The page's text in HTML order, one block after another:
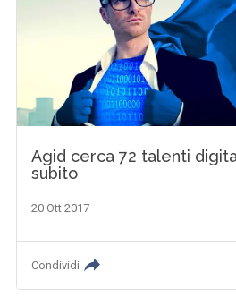
Agid cerca 72 talenti
subito
20 Ott 2017
Condividi